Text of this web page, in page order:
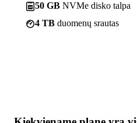
50 GB NVMe disko talpa
4 TB duomenų srautas